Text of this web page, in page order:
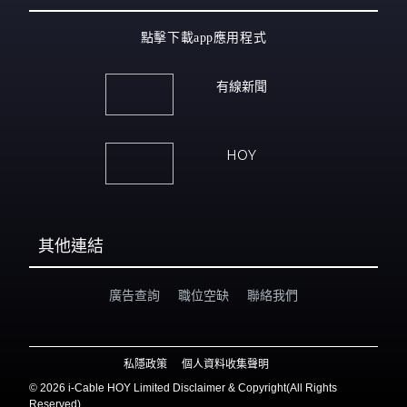
點擊下載app應用程式
有線新聞
HOY
其他連結
廣告查詢 職位空缺 聯絡我們
私隱政策
個人資料收集聲明
© 2026 i-Cable HOY Limited Disclaimer & Copyright(All Rights